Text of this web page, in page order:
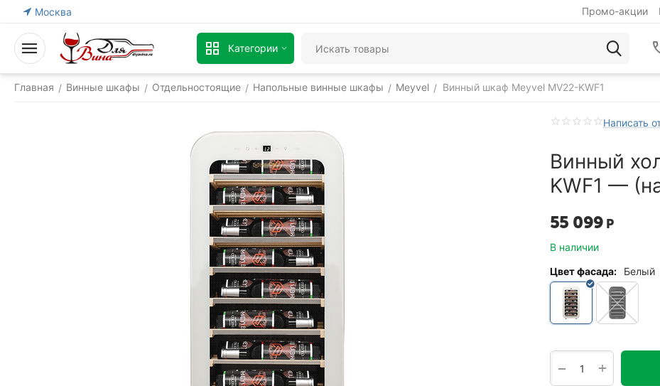
Москва Промо-акции
Категории
Главная / Винные шкафы / Отдельностоящие / Напольные винные шкафы / Meyvel / Винный шкаф Meyvel MV22-KWF1
Написать
Винный
KWF1 —
55 099 Р
В наличии
Цвет фасада: Белый
+
−